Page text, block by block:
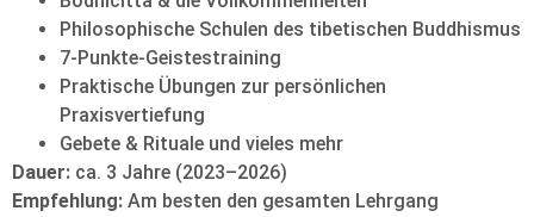
Philosophische Schulen des tibetischen Buddhismus
7-Punkte-Geistestraining
Praktische Übungen zur persönlichen
Praxisvertiefung
Gebete & Rituale und vieles mehr
Dauer: ca. 3 Jahre (2023–2026)
Empfehlung: Am besten den gesamten Lehrgang